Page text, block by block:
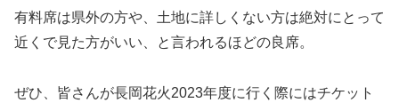
有料席は県外の方や、土地に詳しくない方は絶対にとって
近くで見た方がいい、と言われるほどの良席。
ぜひ、皆さんが長岡花火2023年度に行く際にはチケット